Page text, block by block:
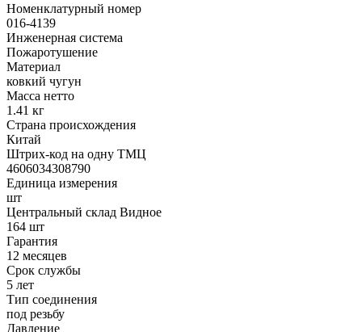
Номенклатурный номер
016-4139
Инженерная система
Пожаротушение
Материал
ковкий чугун
Масса нетто
1.41 кг
Страна происхождения
Китай
Штрих-код на одну ТМЦ
4606034308790
Единица измерения
шт
Центральный склад Видное
164 шт
Гарантия
12 месяцев
Срок службы
5 лет
Тип соединения
под резьбу
Давление